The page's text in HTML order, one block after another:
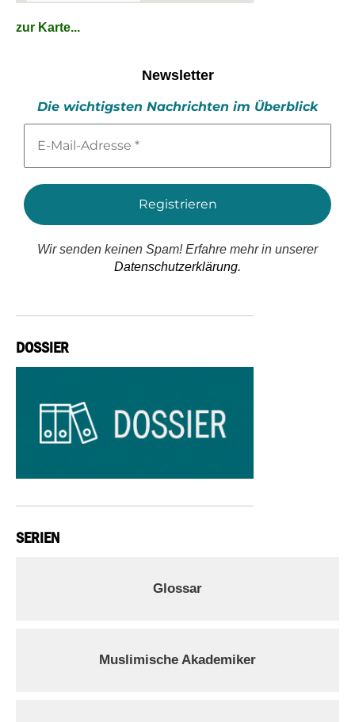
zur Karte...
Newsletter
Die wichtigsten Nachrichten im Überblick
Mail-
*
Wir senden keinen Spam! Erfahre mehr in unserer
Datenschutzerklärung.
DOSSIER
SERIEN
Glossar
Muslimische Akademiker